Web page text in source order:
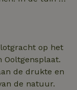
water van het
op het
Ooltgensplaat.
de drukte en
de natuur.